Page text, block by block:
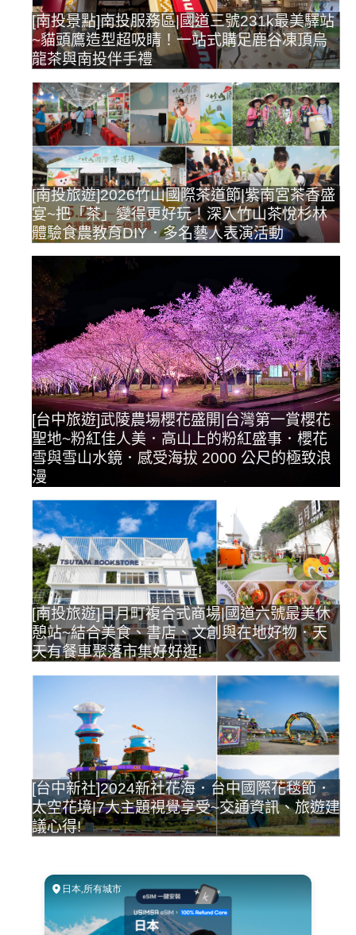
[南投景點]南投服務區|國道三號231k最美驛站
~貓頭鷹造型超吸睛！一站式購足鹿谷凍頂烏
龍茶與南投伴手禮
[南投旅遊]2026竹山國際茶道節|紫南宮茶香盛
宴~把「茶」變得更好玩！深入竹山茶悅杉林
體驗食農教育DIY．多名藝人表演活動
[台中旅遊]武陵農場櫻花盛開|台灣第一賞櫻花
聖地~粉紅佳人美．高山上的粉紅盛事．櫻花
雪與雪山水鏡．感受海拔 2000 公尺的極致浪
漫
[南投旅遊]日月町複合式商場|國道六號最美休
憩站~結合美食、書店、文創與在地好物．天
天有餐車聚落市集好好逛!
[台中新社]2024新社花海．台中國際花毯節．
太空花境|7大主題視覺享受~交通資訊、旅遊建
議心得!